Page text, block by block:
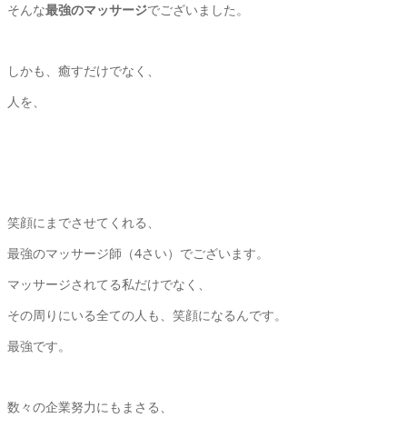
そんな最強のマッサージでございました。
しかも、癒すだけでなく、
人を、
笑顔にまでさせてくれる、
最強のマッサージ師（4さい）でございます。
マッサージされてる私だけでなく、
その周りにいる全ての人も、笑顔になるんです。
最強です。
数々の企業努力にもまさる、